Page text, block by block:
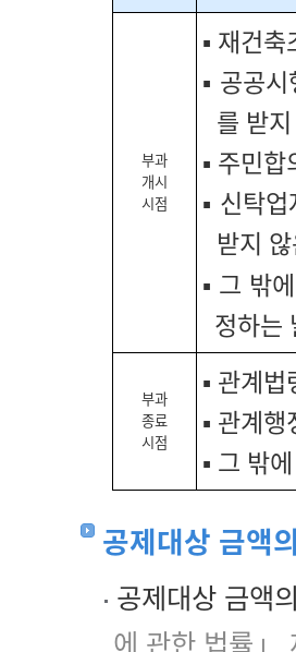
부과
개시
시점
▪ 재건
▪ 공공
를 받
▪ 주민
▪ 신탁
받지
▪ 그 밖
정하는
부과
종료
시점
▪ 관계
▪ 관계
▪ 그 밖
공제대상 금액
공제대상 금액
에 관한 법률」